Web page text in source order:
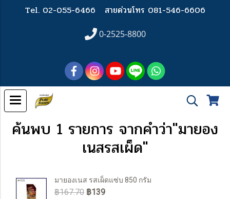
Tel. 02-055-6466 สายด่วนโทร 081-546-6606
0-2525-8800
ค้นพบ 1 รายการ จากคำว่า"มายอง
เนสรสเผ็ด"
มายองเนส รสเผ็ดแซ่บ 850 กรัม
฿167.70 ฿139